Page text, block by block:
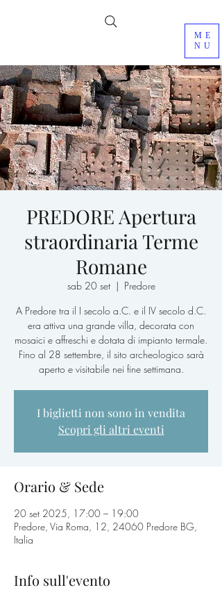
ME
NU
PREDORE Apertura
straordinaria Terme
Romane
sab 20 set
  |
Predore
A Predore tra il I secolo a.C. e il IV secolo d.C.
era attiva una grande villa, decorata con
mosaici e affreschi e dotata di impianto termale.
Fino al 28 settembre, il sito archeologico sarà
aperto e visitabile nei fine settimana.
I biglietti non sono in vendita
Scopri gli altri eventi
Orario & Sede
20 set 2025, 17:00 – 19:00
Predore, Via Roma, 12, 24060 Predore BG,
Italia
Info sull'evento